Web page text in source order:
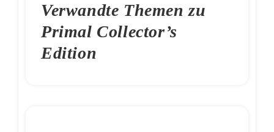
Verwandte Themen zu
Primal Collector’s
Edition